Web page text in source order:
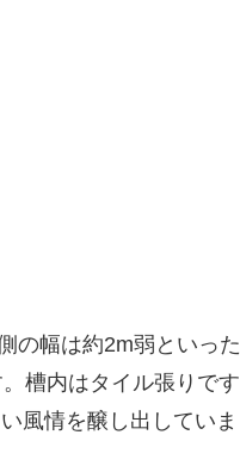
の幅は約2m弱といった
槽内はタイル張りです
風情を醸し出していま